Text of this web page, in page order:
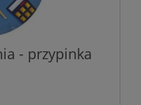
- przypinka